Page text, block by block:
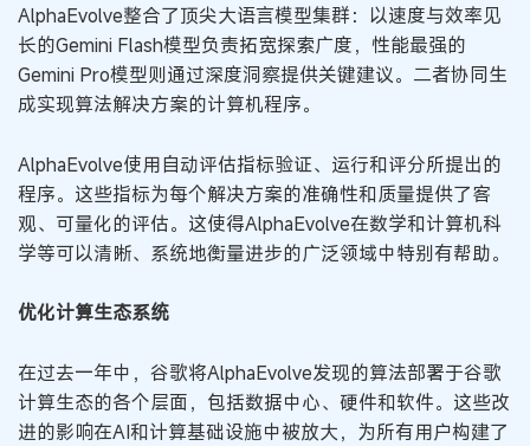
AlphaEvolve整合了顶尖大语言模型集群：以速度与效率见
长的Gemini Flash模型负责拓宽探索广度，性能最强的
Gemini Pro模型则通过深度洞察提供关键建议。二者协同生
成实现算法解决方案的计算机程序。
AlphaEvolve使用自动评估指标验证、运行和评分所提出的
程序。这些指标为每个解决方案的准确性和质量提供了客
观、可量化的评估。这使得AlphaEvolve在数学和计算机科
学等可以清晰、系统地衡量进步的广泛领域中特别有帮助。
优化计算生态系统
在过去一年中，谷歌将AlphaEvolve发现的算法部署于谷歌
计算生态的各个层面，包括数据中心、硬件和软件。这些改
进的影响在AI和计算基础设施中被放大，为所有用户构建了